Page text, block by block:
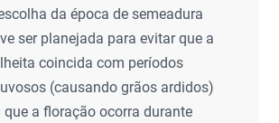
da época de semeadura
ser planejada para evitar que a
coincida com períodos
(causando grãos ardidos)
que a floração ocorra durante